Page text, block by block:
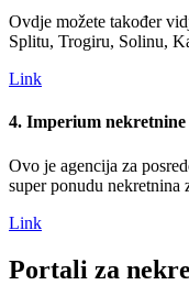
Ovdje možete također
Splitu, Trogiru, Solinu,
Link
4. Imperium nekretnine
Ovo je agencija za
super ponudu
Link
Portali za